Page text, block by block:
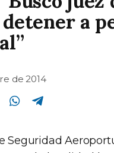
a
de 2014
Compartir en Whatsapp
Seguridad